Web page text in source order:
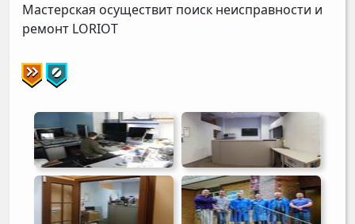
Мастерская осуществит поиск неисправности и
ремонт LORIOT